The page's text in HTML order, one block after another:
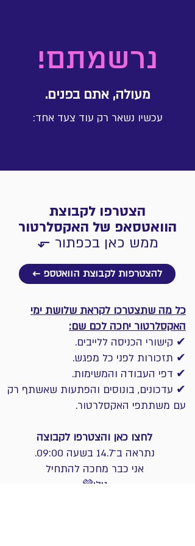
נרשמתם!
מעולה, אתם בפנים.
עכשיו נשאר רק עוד צעד אחד:
הצטרפו לקבוצת
הוואטסאפ של האקסלרטור
ממש כאן בכפתור ⬐
← להצטרפות לקבוצת הוואטספ
כל מה שתצטרכו לקראת שלושת ימי
האקסלרטור יחכה לכם שם:
✔ קישורי הכניסה ללייבים.
✔ תזכורות לפני כל מפגש.
✔ דפי העבודה והמשימות.
✔ עדכונים, בונוסים והפתעות שאשתף רק
עם משתתפי האקסלרטור.
לחצו כאן והצטרפו לקבוצה
נתראה ב־14.7 בשעה 09:00.
אני כבר מחכה להתחיל
גילי💜